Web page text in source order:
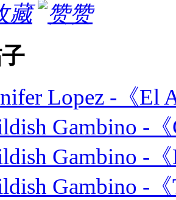
藏 赞
Lopez -《El
Gambino -
Gambino -
Gambino -